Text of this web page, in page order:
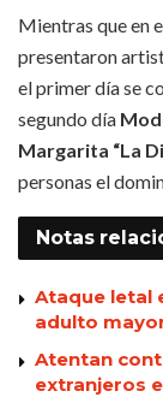
Mientras que en
presentaron
el primer día se
segundo día
Margarita “La
personas el
Notas
Ataque letal
adulto
Atentan
extranjeros